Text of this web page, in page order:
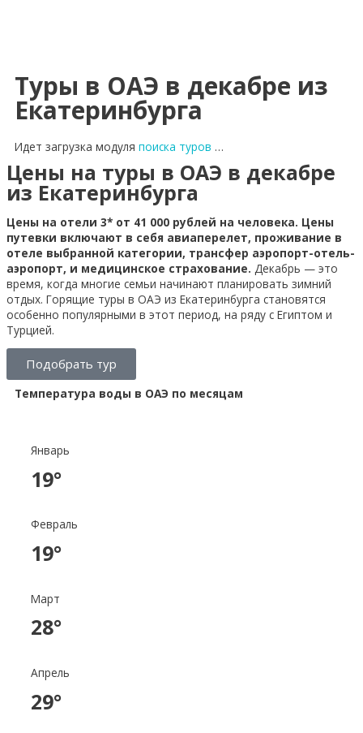
Туры в ОАЭ в декабре из
Екатеринбурга
Идет загрузка модуля поиска туров …
Цены на туры в ОАЭ в декабре
из Екатеринбурга
Цены на отели 3* от 41 000 рублей на человека. Цены
путевки включают в себя авиаперелет, проживание в
отеле выбранной категории, трансфер аэропорт-отель-
аэропорт, и медицинское страхование. Декабрь — это
время, когда многие семьи начинают планировать зимний
отдых. Горящие туры в ОАЭ из Екатеринбурга становятся
особенно популярными в этот период, на ряду с Египтом и
Турцией.
Подобрать тур
Температура воды в ОАЭ по месяцам
Январь
19°
Февраль
19°
Март
28°
Апрель
29°